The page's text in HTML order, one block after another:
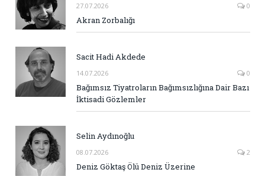
27.07.2026 0
Akran Zorbalığı
Sacit Hadi Akdede
14.07.2026 0
Bağımsız Tiyatroların Bağımsızlığına Dair Bazı
İktisadi Gözlemler
Selin Aydınoğlu
08.07.2026 2
Deniz Göktaş Ölü Deniz Üzerine